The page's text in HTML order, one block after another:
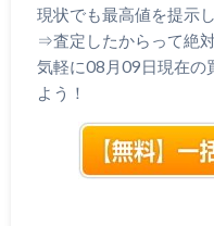
現状でも最高値を提示
⇒査定したからって絶
気軽に08月09日現在の
よう！